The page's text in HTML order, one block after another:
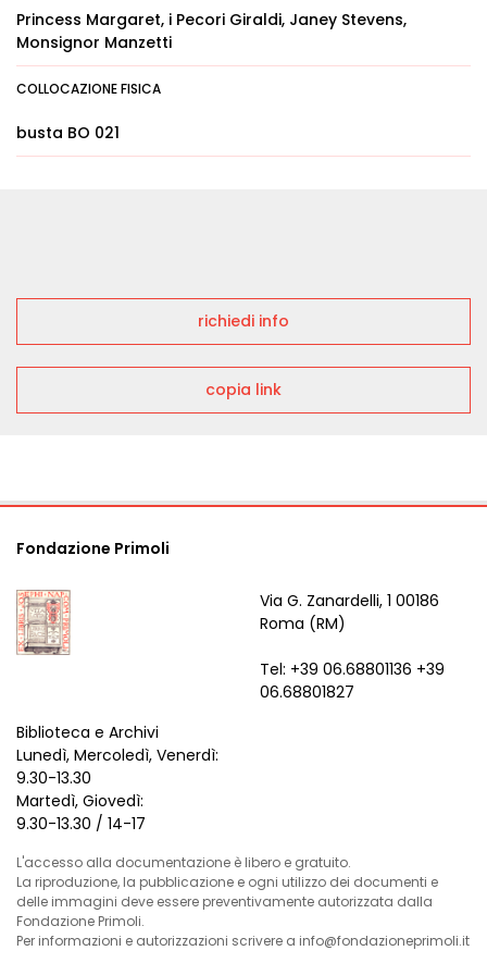
Princess Margaret, i Pecori Giraldi, Janey Stevens,
Monsignor Manzetti
COLLOCAZIONE FISICA
busta BO 021
richiedi info
copia link
Fondazione Primoli
Via G. Zanardelli, 1 00186
Roma (RM)
Tel: +39 06.68801136 +39
06.68801827
Biblioteca e Archivi
Lunedì, Mercoledì, Venerdì:
9.30-13.30
Martedì, Giovedì:
9.30-13.30 / 14-17
L'accesso alla documentazione è libero e gratuito.
La riproduzione, la pubblicazione e ogni utilizzo dei documenti e
delle immagini deve essere preventivamente autorizzata dalla
Fondazione Primoli.
Per informazioni e autorizzazioni scrivere a info@fondazioneprimoli.it